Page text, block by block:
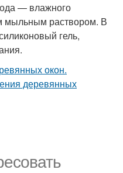
— влажного
мыльным раствором. В
гель,